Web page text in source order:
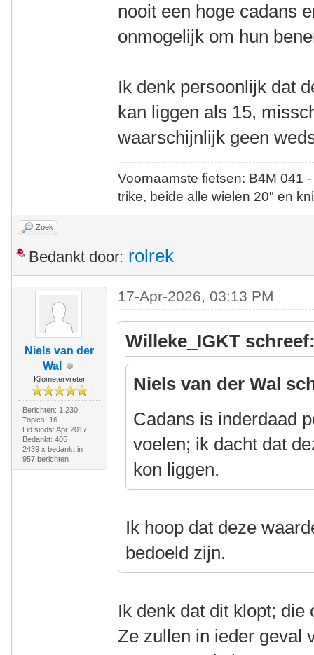
nooit een hoge cadans
onmogelijk om hun
Ik denk persoonlijk dat
kan liggen als 15,
waarschijnlijk geen
Voornaamste fietsen: B4M
trike, beide alle wielen 20" en
Zoek
Bedankt door: rolrek
Niels van der
Wal
Kilometervreter
Berichten: 1.230
Topics: 16
Lid sinds: Apr 2017
Bedankt: 405
2439 x bedankt in
957 berichten
17-Apr-2026, 03:13 PM
Willeke_IGKT
Niels van der Wal
Cadans is inderdaad
voelen; ik dacht dat
kon liggen.
Ik hoop dat deze
bedoeld zijn.
Ik denk dat dit klopt;
Ze zullen in ieder geval